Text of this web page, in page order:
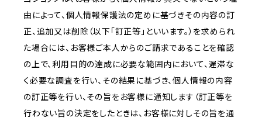
由によって、個人情報保護法の定めに基づきその内容の訂
正、追加又は削除（以下「訂正等」といいます。）を求められ
た場合には、お客様ご本人からのご請求であることを確認
の上で、利用目的の達成に必要な範囲内において、遅滞な
く必要な調査を行い、その結果に基づき、個人情報の内容
の訂正等を行い、その旨をお客様に通知します（訂正等を
行わない旨の決定をしたときは、お客様に対しその旨を通